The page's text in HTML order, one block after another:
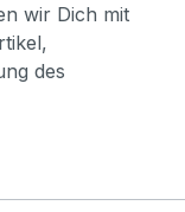
wir Dich mit
des